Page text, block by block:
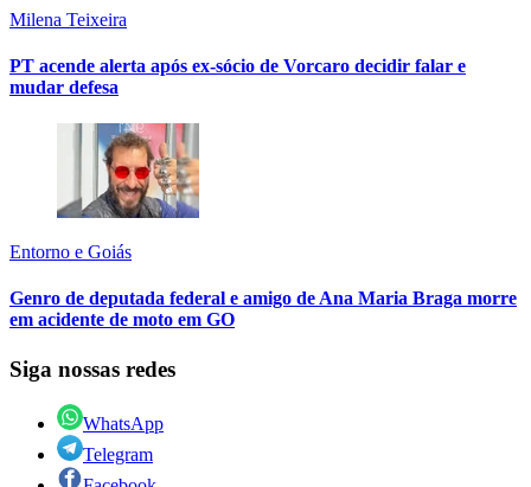
Milena Teixeira
PT acende alerta após ex-sócio de Vorcaro decidir falar e
mudar defesa
Entorno e Goiás
Genro de deputada federal e amigo de Ana Maria Braga morre
em acidente de moto em GO
Siga nossas redes
WhatsApp
Telegram